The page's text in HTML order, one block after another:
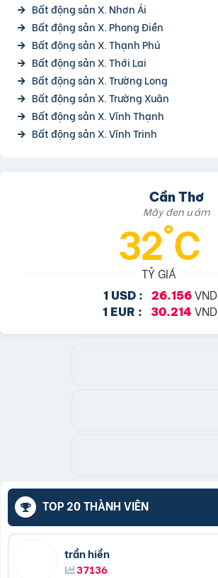
Bất động sản X. Nhơn Ái
Bất động sản X. Phong Điền
Bất động sản X. Thạnh Phú
Bất động sản X. Thới Lai
Bất động sản X. Trường Long
Bất động sản X. Trường Xuân
Bất động sản X. Vĩnh Thạnh
Bất động sản X. Vĩnh Trinh
Cần Thơ
Mây đen u ám
32°C
TỶ GIÁ
1 USD : 26.156VND
1 EUR : 30.214 VND
TOP 20 THÀNH VIÊN
trần hiền
37136